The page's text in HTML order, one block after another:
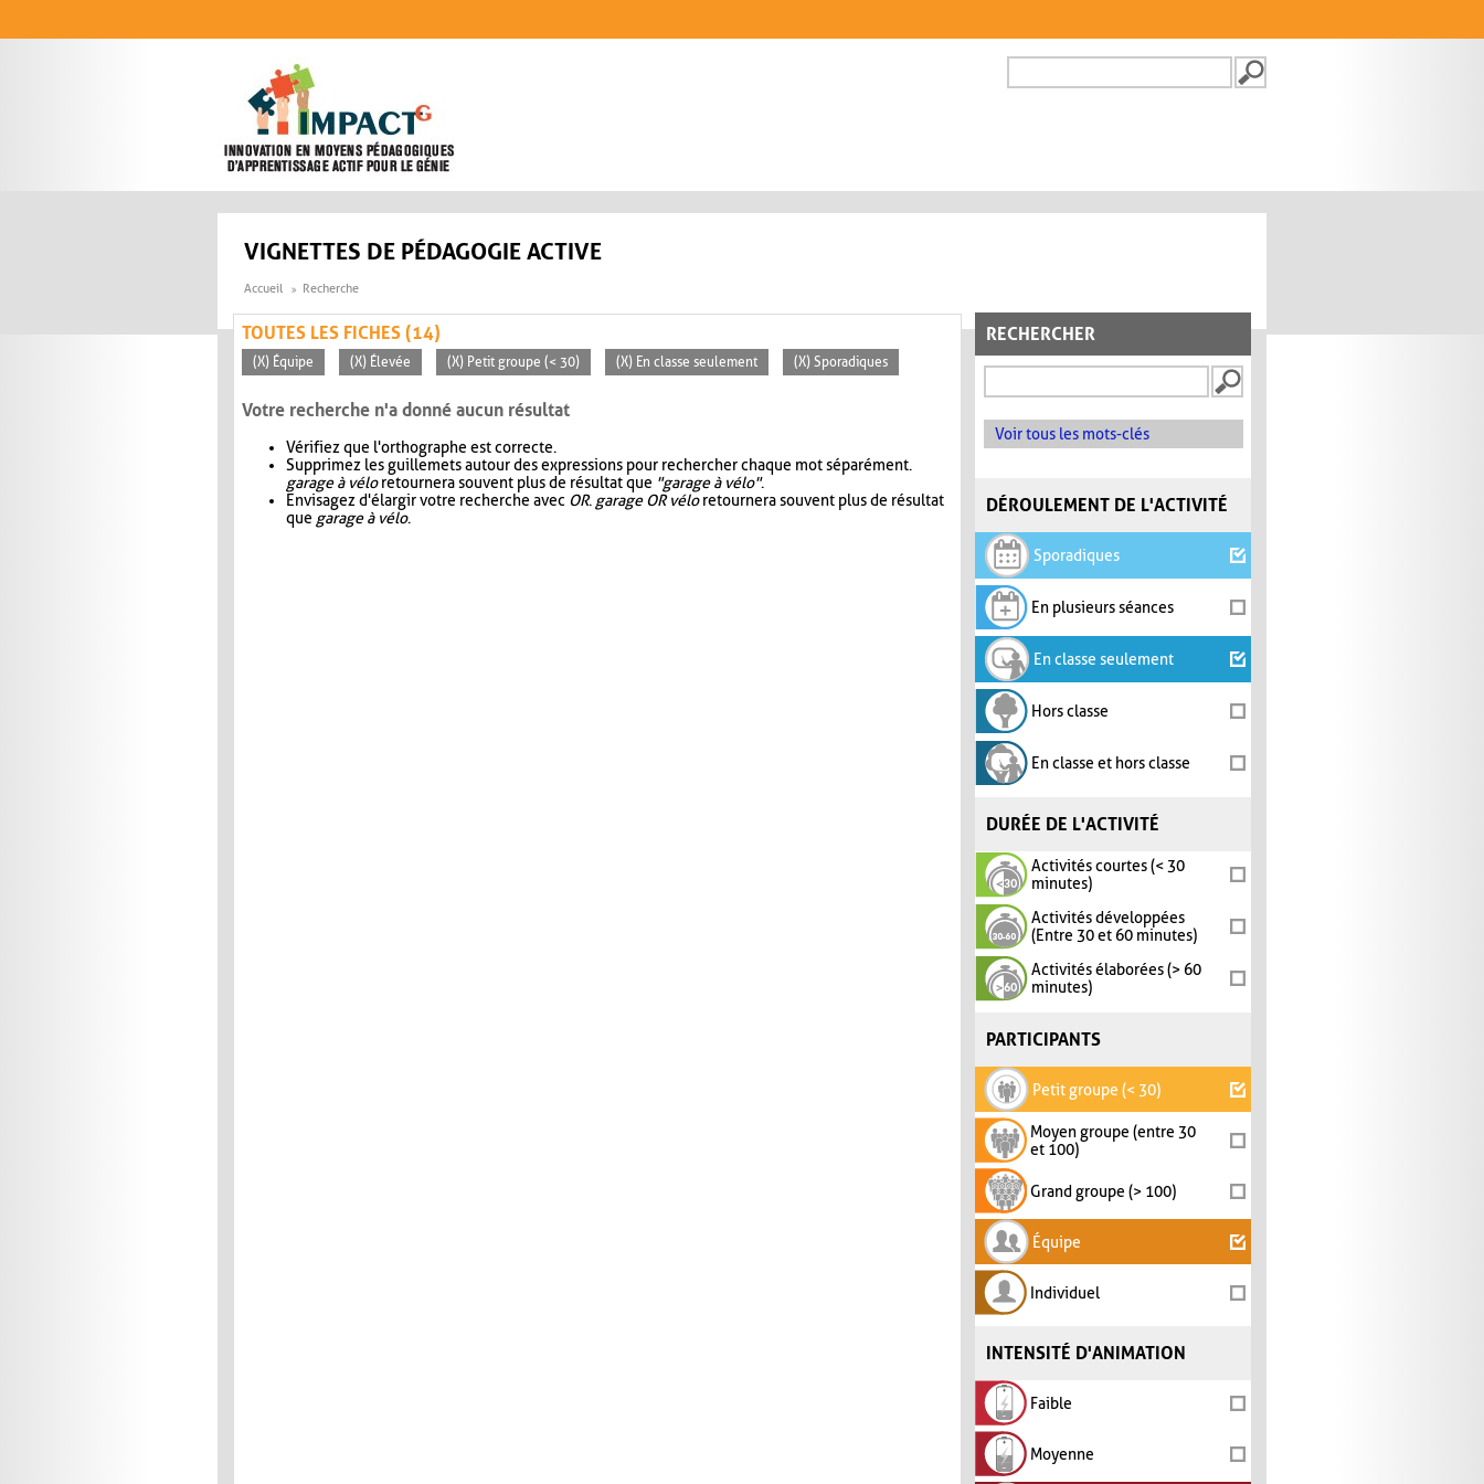
FORMULAIRE DE
VIGNETTES DE PÉDAGOGIE ACTIVE
Accueil Recherche
RECHERCHER
Voir tous les mots-clés
DÉROULEMENT DE L'ACTIVITÉ
Sporadiques
En plusieurs séances
En classe seulement
Hors classe
En classe et hors classe
DURÉE DE L'ACTIVITÉ
Activités courtes (< 30
minutes)
Activités développées
(Entre 30 et 60 minutes)
Activités élaborées (> 60
minutes)
PARTICIPANTS
Petit groupe (< 30)
Moyen groupe (entre 30
et 100)
Grand groupe (> 100)
Équipe
Individuel
INTENSITÉ D'ANIMATION
Faible
Moyenne
TOUTES LES FICHES (14)
(X) Équipe (X) Élevée (X) Petit groupe (< 30) (X) En classe seulement (X) Sporadiques
Votre recherche n'a donné aucun résultat
Vérifiez que l'orthographe est correcte.
Supprimez les guillemets autour des expressions pour rechercher chaque mot séparément.
garage à véloretournera souvent plus de résultat que "garage à vélo".
Envisagez d'élargir votre recherche avec OR. garage OR véloretournera souvent plus de résultat
que garage à vélo.